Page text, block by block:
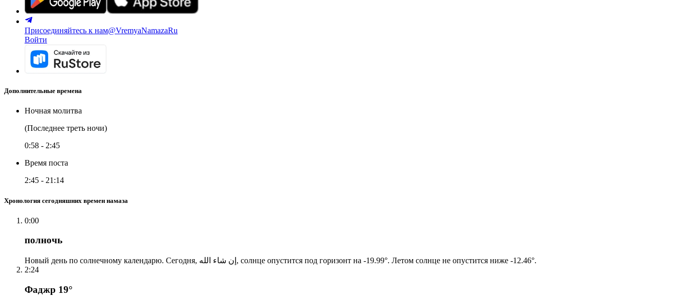
Присоединяйтесь к нам@VremyaNamazaRu
Войти
Дополнительные времена
Ночная молитва
(Последнее треть ночи)
0:58 - 2:45
Время поста
2:45 - 21:14
Хронология сегодняшних времен намаза
0:00
полночь
Новый день по солнечному календарю. Сегодня, إن شاء الله, солнце опустится под горизонт на -19.99°. Летом солнце не опустится ниже -12.46°.
2:24
Фаджр 19°